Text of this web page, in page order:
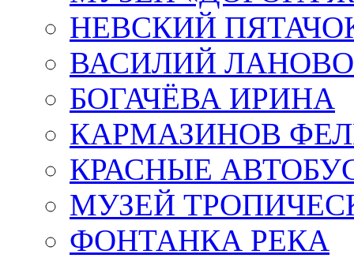
НЕВСКИЙ
ВАСИЛИЙ
БОГАЧЁВА ИРИНА
КАРМАЗИНОВ
КРАСНЫЕ
МУЗЕЙ
ФОНТАНКА РЕКА